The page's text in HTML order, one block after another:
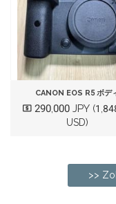
CANON EOS R5 ボデ
290,000 JPY
USD)
>>